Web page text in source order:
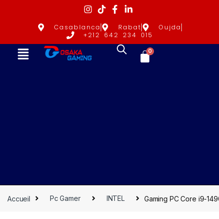
Casablanca Rabat
Oujda
+212 642 234 015
0
Accueil Pc Gamer INTEL Gaming PC Core i9-